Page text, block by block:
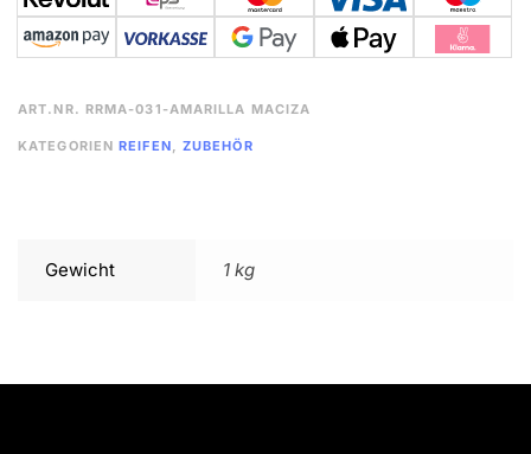
ART.NR. RRMA-031-AMARILLA MACIZA
KATEGORIEN REIFEN, ZUBEHÖR
Gewicht 1 kg